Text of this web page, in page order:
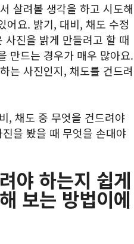
살려볼 생각을 하고 시도해
어요. 밝기, 대비, 채도 수정
사진을 밝게 만들려고 할 때
만드는 경우가 매우 많아요.
는 사진인지, 채도를 건드려
, 채도 중 무엇을 건드려야
을 봤을 때 무엇을 손대야
야 하는지 쉽게
보는 방법이에